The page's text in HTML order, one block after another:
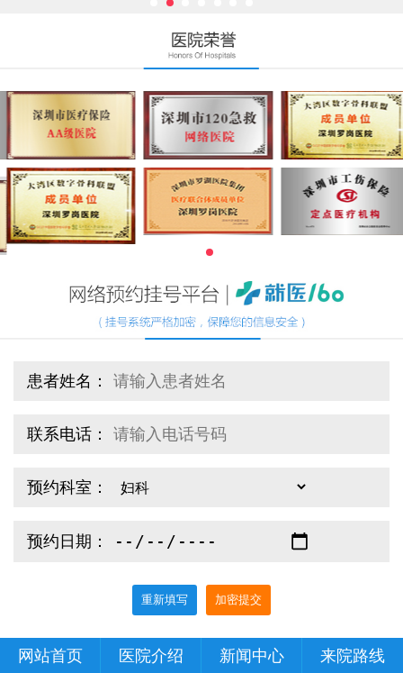
患者姓名：
联系电话：
预约科室：
预约日期：
重新填写 加密提交
网站首页 医院介绍 新闻中心 来院路线